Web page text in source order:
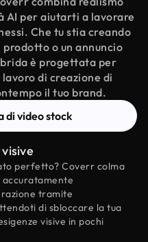
AI per aiutarti a lavorare
Che tu stia creando
prodotto o un annuncio
è progettata per
di creazione di
il tuo brand.
di video stock
perfetto? Coverr colma
accuratamente
tramite
di sbloccare la tua
visive in pochi